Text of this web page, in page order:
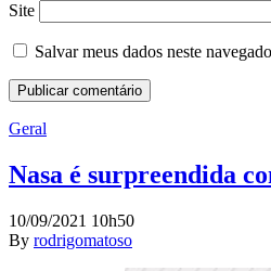
Site
Salvar meus dados neste
Geral
Nasa é surpreendida
10/09/2021 10h50
By rodrigomatoso